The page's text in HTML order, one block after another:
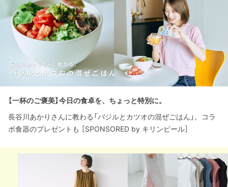
【一杯のご褒美】今日の食卓を、ちょっと特別に。
長谷川あかりさんに教わる「バジルとカツオの混ぜごはん」。コラ
ボ食器のプレゼントも ［SPONSORED by キリンビール］